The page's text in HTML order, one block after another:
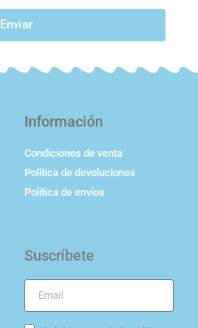
Enviar
Información
Condiciones de venta
Política de devoluciones
Política de envíos
Suscríbete